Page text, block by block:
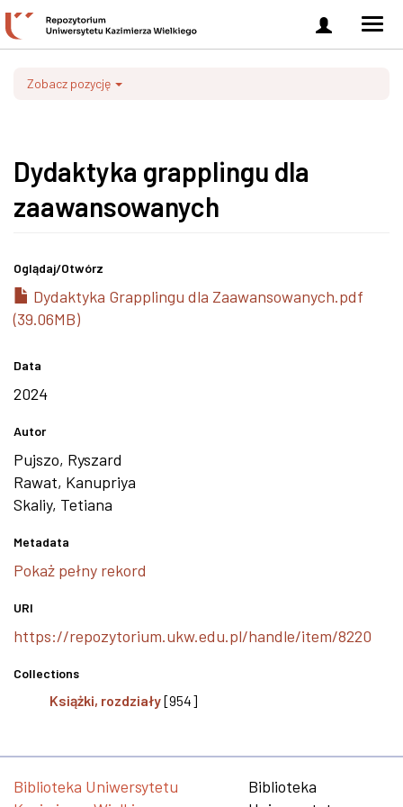
Zaloguj
się
Zobacz pozycję
Dydaktyka grapplingu dla
zaawansowanych
Oglądaj/Otwórz
Dydaktyka Grapplingu dla Zaawansowanych.pdf
(39.06MB)
Data
2024
Autor
Pujszo, Ryszard
Rawat, Kanupriya
Skaliy, Tetiana
Metadata
Pokaż pełny rekord
URI
https://repozytorium.ukw.edu.pl/handle/item/8220
Collections
Książki, rozdziały[954]
Biblioteka Uniwersytetu
Biblioteka